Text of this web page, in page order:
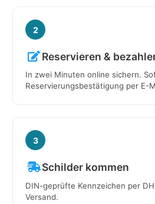
2
Reservieren &
In zwei Minuten online sichern.
Reservierungsbestätigung per E-
3
Schilder kommen
DIN-geprüfte Kennzeichen per
Versand.